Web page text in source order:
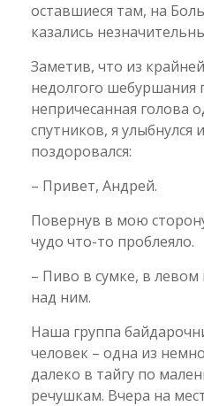
оставшиеся там, на
казались
Заметив, что из
недолгого шебуршания
непричесанная голова
спутников, я улыбнулся
поздоровался:
– Привет, Андрей.
Повернув в мою
чудо что-то проблеяло.
– Пиво в сумке, в левом
над ним.
Наша группа
человек – одна из
далеко в тайгу по
речушкам. Вчера на